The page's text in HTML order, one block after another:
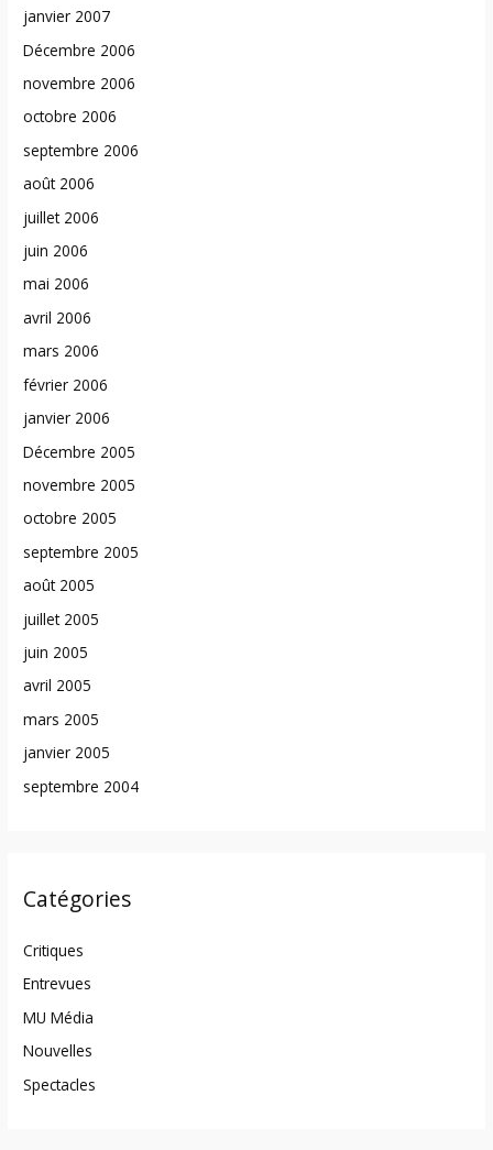
janvier 2007
Décembre 2006
novembre 2006
octobre 2006
septembre 2006
août 2006
juillet 2006
juin 2006
mai 2006
avril 2006
mars 2006
février 2006
janvier 2006
Décembre 2005
novembre 2005
octobre 2005
septembre 2005
août 2005
juillet 2005
juin 2005
avril 2005
mars 2005
janvier 2005
septembre 2004
Catégories
Critiques
Entrevues
MU Média
Nouvelles
Spectacles